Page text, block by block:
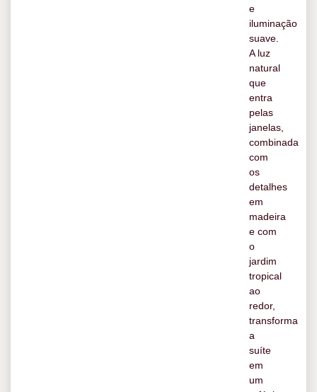
e
iluminação
suave.
A luz
natural
que
entra
pelas
janelas,
combinada
com
os
detalhes
em
madeira
e com
o
jardim
tropical
ao
redor,
transforma
a
suíte
em
um